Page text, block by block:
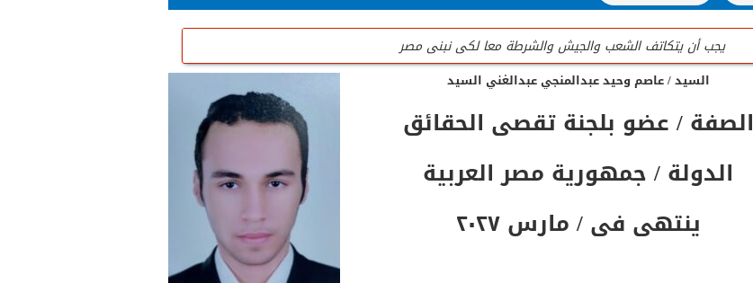
يجب أن يتكاتف الشعب والجيش والشرطة معا لكى نبنى مصر
للتواصل تليفون المنظمة الرئيسى / 0201020407090
جميع لجان المنظمة عمل تطوعى وليست وظيفه
المنظمة لاتقبل أى تمويل من الداخل أو الخارج
السيد / عاصم وحيد عبدالمنجي عبدالغني السيد
الصفة / عضو بلجنة تقصى الحقائق
الدولة / جمهورية مصر العربية
ينتهى فى / مارس ٢٠٢٧